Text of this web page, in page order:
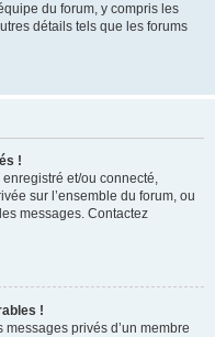
du forum, y compris les
détails tels que les forums
!
enregistré et/ou connecté,
sur l’ensemble du forum, ou
messages. Contactez
!
privés d’un membre